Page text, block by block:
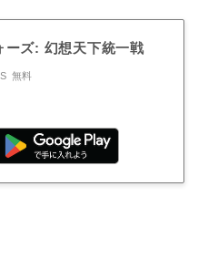
ーズ: 幻想天下統一戦
無料